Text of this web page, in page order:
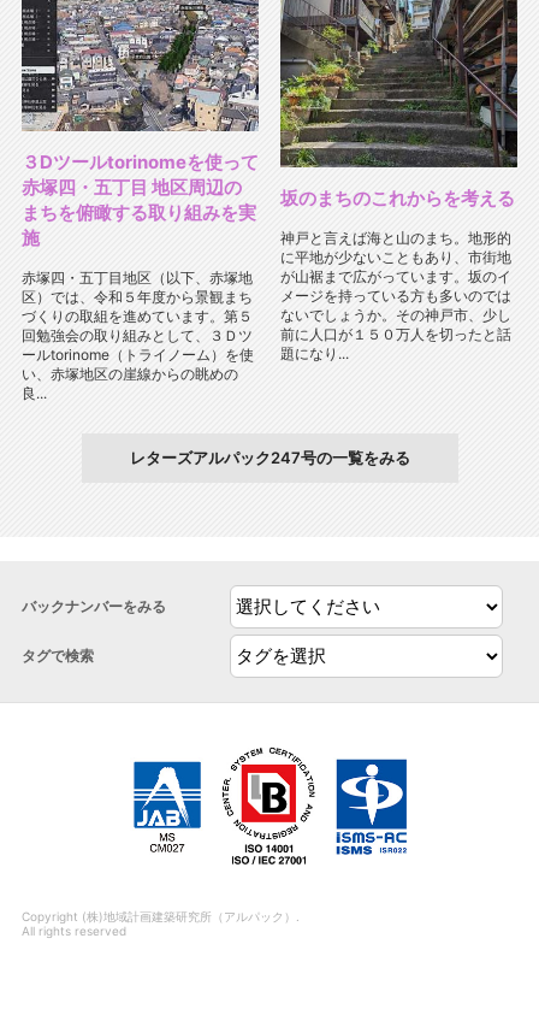
３Dツールtorinomeを使って
赤塚四・五丁目 地区周辺の
まちを俯瞰する取り組みを実
施
赤塚四・五丁目地区（以下、赤塚地
区）では、令和５年度から景観まち
づくりの取組を進めています。第５
回勉強会の取り組みとして、３Ｄツ
ールtorinome（トライノーム）を使
い、赤塚地区の崖線からの眺めの
良...
坂のまちのこれからを考える
神戸と言えば海と山のまち。地形的
に平地が少ないこともあり、市街地
が山裾まで広がっています。坂のイ
メージを持っている方も多いのでは
ないでしょうか。その神戸市、少し
前に人口が１５０万人を切ったと話
題になり...
レターズアルパック247号の一覧をみる
バックナンバーをみる
タグで検索
Copyright (株)地域計画建築研究所（アルパック）.
All rights reserved